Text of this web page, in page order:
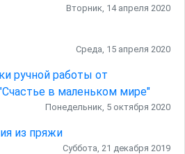
Вторник, 14 апреля 2020
Среда, 15 апреля 2020
ручной работы от
в маленьком мире"
Понедельник, 5 октября 2020
из пряжи
Суббота, 21 декабря 2019